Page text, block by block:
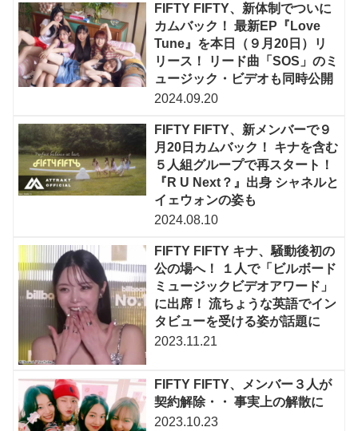
FIFTY FIFTY、新体制でついに
カムバック！ 最新EP『Love
Tune』を本日（９月20日）リ
リース！ リード曲「SOS」のミ
ュージック・ビデオも同時公開
2024.09.20
FIFTY FIFTY、新メンバーで９
月20日カムバック！ キナを含む
５人組グループで再スタート！
『R U Next？』出身 シャネルと
イェウォンの姿も
2024.08.10
FIFTY FIFTY キナ、騒動後初の
公の場へ！ １人で「ビルボード
ミュージックビデオアワード」
に出席！ 流ちょうな英語でイン
タビューを受ける姿が話題に
2023.11.21
FIFTY FIFTY、メンバー３人が
契約解除・・ 事実上の解散に
2023.10.23